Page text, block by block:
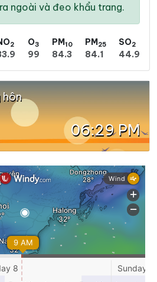
ngoài và đeo khẩu trang.
2 O3
99
PM10
84.3
PM25
84.1
SO2
44.9
hôn
06:29 PM